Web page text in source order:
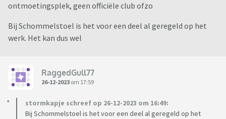
ontmoetingsplek, geen officiële club ofzo
Bij Schommelstoel is het voor een deel al geregeld op het
werk. Het kan dus wel
RaggedGull77
26-12-2023 om 17:59
stormkapje schreef op 26-12-2023 om 16:49:
Bij Schommelstoel is het voor een deel al geregeld op het